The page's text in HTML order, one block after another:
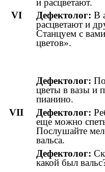
VI Дефектолог: В
расцветают и
Станцуем с
цветов».
Дефектолог:
цветы в вазы и
пианино.
VII Дефектолог:
еще можно
Послушайте
вальса.
Дефектолог:
какой был